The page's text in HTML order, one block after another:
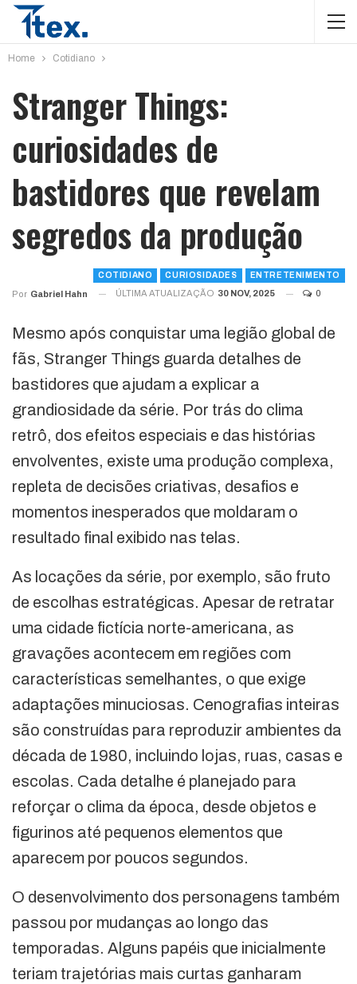
Home Cotidiano
Stranger Things:
curiosidades de
bastidores que revelam
segredos da produção
COTIDIANO CURIOSIDADES ENTRETENIMENTO
Por Gabriel Hahn ÚLTIMA ATUALIZAÇÃO 30 NOV, 2025 0
Mesmo após conquistar uma legião global de
fãs, Stranger Things guarda detalhes de
bastidores que ajudam a explicar a
grandiosidade da série. Por trás do clima
retrô, dos efeitos especiais e das histórias
envolventes, existe uma produção complexa,
repleta de decisões criativas, desafios e
momentos inesperados que moldaram o
resultado final exibido nas telas.
As locações da série, por exemplo, são fruto
de escolhas estratégicas. Apesar de retratar
uma cidade fictícia norte-americana, as
gravações acontecem em regiões com
características semelhantes, o que exige
adaptações minuciosas. Cenografias inteiras
são construídas para reproduzir ambientes da
década de 1980, incluindo lojas, ruas, casas e
escolas. Cada detalhe é planejado para
reforçar o clima da época, desde objetos e
figurinos até pequenos elementos que
aparecem por poucos segundos.
O desenvolvimento dos personagens também
passou por mudanças ao longo das
temporadas. Alguns papéis que inicialmente
teriam trajetórias mais curtas ganharam